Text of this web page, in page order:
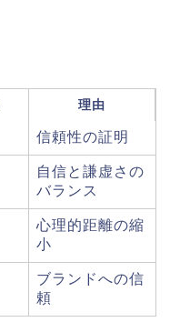
理由
信頼性の証明
自信と謙虚さの
バランス
心理的距離の縮
小
ブランドへの信
頼